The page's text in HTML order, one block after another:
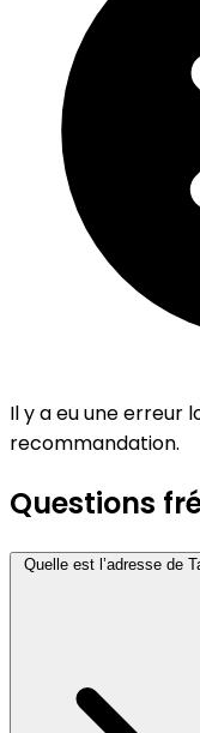
Il y a eu une erreur
recommandation.
Questions
Quelle est l’adresse de